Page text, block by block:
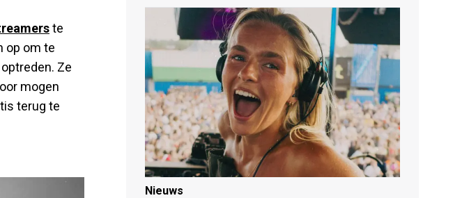
te
op om te
Ze
mogen
terug te
Nieuws